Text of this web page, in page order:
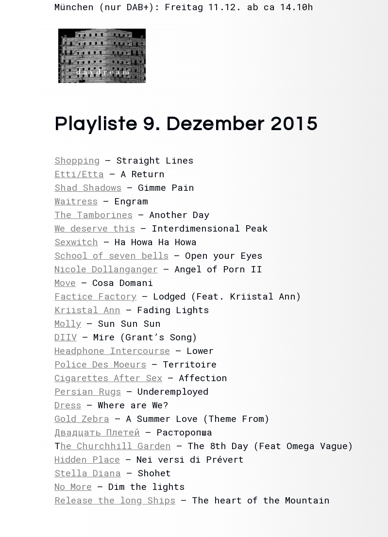
München (nur DAB+): Freitag 11.12. ab ca 14.10h
Playliste 9. Dezember 2015
Shopping – Straight Lines
Etti/Etta – A Return
Shad Shadows – Gimme Pain
Waitress – Engram
The Tamborines – Another Day
We deserve this – Interdimensional Peak
Sexwitch – Ha Howa Ha Howa
School of seven bells – Open your Eyes
Nicole Dollanganger – Angel of Porn II
Move – Cosa Domani
Factice Factory – Lodged (Feat. Kriistal Ann)
Kriistal Ann – Fading Lights
Molly – Sun Sun Sun
DIIV – Mire (Grant’s Song)
Headphone Intercourse – Lower
Police Des Moeurs – Territoire
Cigarettes After Sex – Affection
Persian Rugs – Underemployed
Dress – Where are We?
Gold Zebra – A Summer Love (Theme From)
Двадцать Плетей – Расторопша
The Churchhill Garden – The 8th Day (Feat Omega Vague)
Hidden Place – Nei versi di Prévert
Stella Diana – Shohet
No More – Dim the lights
Release the long Ships – The heart of the Mountain